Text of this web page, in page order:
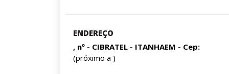
ENDEREÇO
, nº - CIBRATEL - ITANHAEM - Cep:
(próximo a )